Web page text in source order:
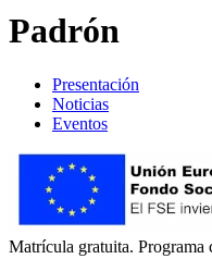
Padrón
Presentación
Noticias
Eventos
Matrícula gratuita.